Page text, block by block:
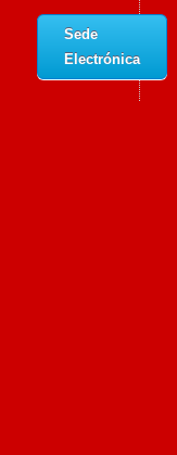
Sede
Electrónica